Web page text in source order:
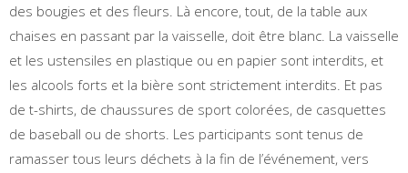
des bougies et des fleurs. Là encore, tout, de la table aux
chaises en passant par la vaisselle, doit être blanc. La vaisselle
et les ustensiles en plastique ou en papier sont interdits, et
les alcools forts et la bière sont strictement interdits. Et pas
de t-shirts, de chaussures de sport colorées, de casquettes
de baseball ou de shorts. Les participants sont tenus de
ramasser tous leurs déchets à la fin de l’événement, vers